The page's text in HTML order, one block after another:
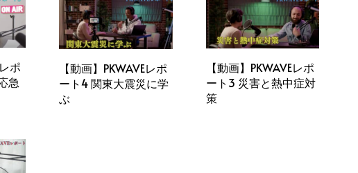
ポ
急
【動画】PKWAVEレポ
ート4 関東大震災に学
ぶ
【動画】PKWAVEレポ
ート3 災害と熱中症対
策